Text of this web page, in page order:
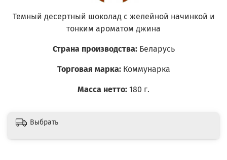
Темный десертный шоколад с желейной начинкой и
тонким ароматом джина
Страна производства: Беларусь
Торговая марка:Коммунарка
Масса нетто: 180 г.
Выбрать